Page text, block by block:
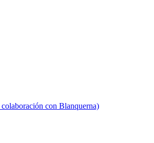
con Blanquerna)